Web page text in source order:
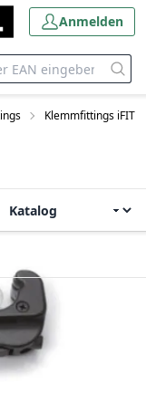
Anmelden
Klemmfittings iFIT